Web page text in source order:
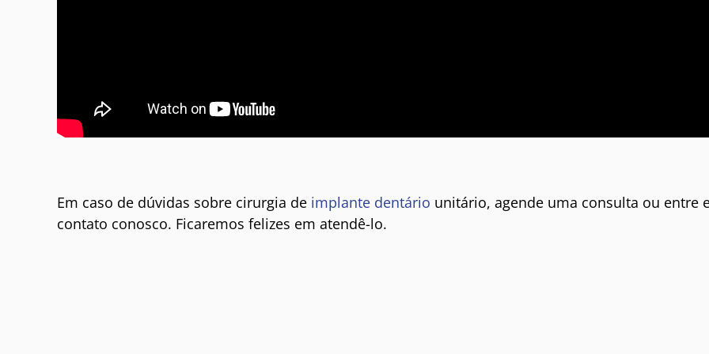
Em caso de dúvidas sobre cirurgia de implante dentário unitário, agende uma consulta ou entre
contato conosco. Ficaremos felizes em atendê-lo.